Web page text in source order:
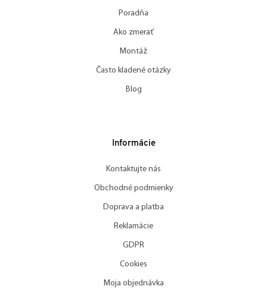
Poradňa
Ako zmerať
Montáž
Často kladené otázky
Blog
Informácie
Kontaktujte nás
Obchodné podmienky
Doprava a platba
Reklamácie
GDPR
Cookies
Moja objednávka